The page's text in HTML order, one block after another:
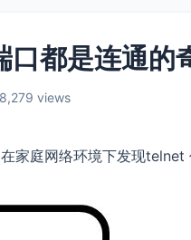
都是连通的
8,279 views
家庭网络环境下发现